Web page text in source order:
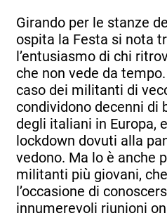
Girando per le stanze
ospita la Festa si nota
l’entusiasmo di chi
che non vede da
caso dei militanti di
condividono decenni di
degli italiani in Europa,
lockdown dovuti alla
vedono. Ma lo è anche
militanti più giovani,
l’occasione di
innumerevoli riunioni